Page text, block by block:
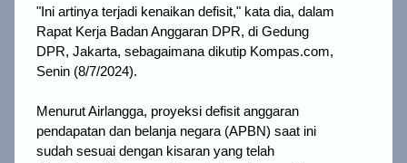
"Ini artinya terjadi kenaikan defisit," kata dia, dalam
Rapat Kerja Badan Anggaran DPR, di Gedung
DPR, Jakarta, sebagaimana dikutip Kompas.com,
Senin (8/7/2024).
Menurut Airlangga, proyeksi defisit anggaran
pendapatan dan belanja negara (APBN) saat ini
sudah sesuai dengan kisaran yang telah